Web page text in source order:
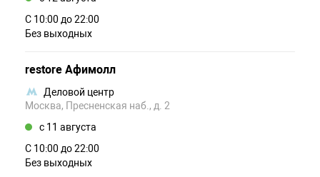
С 10:00 до 22:00
Без выходных
restore Афимолл
Деловой центр
Москва, Пресненская наб., д. 2
c 11 августа
С 10:00 до 22:00
Без выходных